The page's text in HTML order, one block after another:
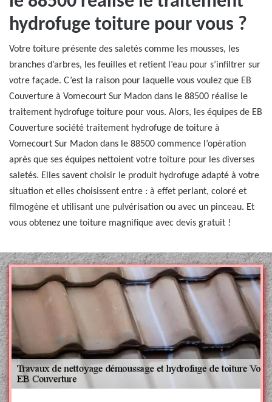
hydrofuge toiture pour vous ?
Votre toiture présente des saletés comme les mousses, les
branches d’arbres, les feuilles et retient l’eau pour s’infiltrer sur
votre façade. C’est la raison pour laquelle vous voulez que EB
Couverture à Vomecourt Sur Madon dans le 88500 réalise le
traitement hydrofuge toiture pour vous. Alors, les équipes de EB
Couverture société traitement hydrofuge de toiture à
Vomecourt Sur Madon dans le 88500 commence l’opération
après que ses équipes nettoient votre toiture pour les diverses
saletés. Elles savent choisir le produit hydrofuge adapté à votre
situation et elles choisissent entre : à effet perlant, coloré et
filmogène et utilisant une pulvérisation ou avec un pinceau. Et
vous obtenez une toiture magnifique avec devis gratuit !